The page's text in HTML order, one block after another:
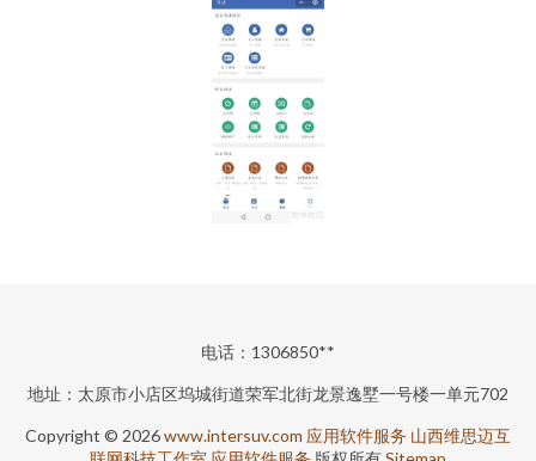
电话：1306850**
地址：太原市小店区坞城街道荣军北街龙景逸墅一号楼一单元702
Copyright © 2026www.intersuv.com 应用软件服务 山西维思迈互